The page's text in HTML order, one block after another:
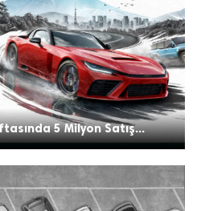
5 Milyon Satış...